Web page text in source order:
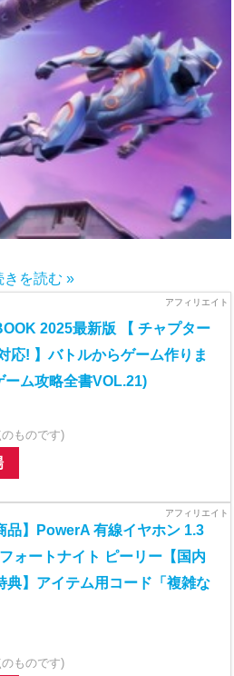
きを読む »
2025最新版 【 チャプター
応! 】バトルからゲーム作りま
ム攻略全書VOL.21)
ものです)
品】PowerA 有線イヤホン 1.3
ォートナイト ピーリー【国内
典】アイテム用コード「複雑な
ものです)